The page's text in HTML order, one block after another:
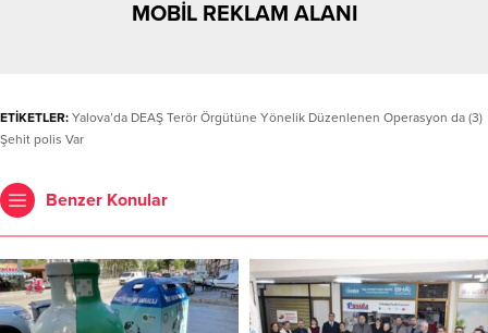
MOBİL REKLAM ALANI
ETİKETLER: Yalova’da DEAŞ Terör Örgütüne Yönelik Düzenlenen Operasyon da (3)
Şehit polis Var
Benzer Konular